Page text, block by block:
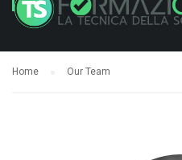
Home Our Team